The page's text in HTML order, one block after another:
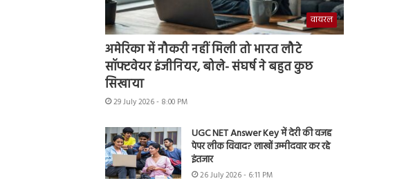
वायरल
अमेरिका में नौकरी नहीं मिली तो भारत लौटे
सॉफ्टवेयर इंजीनियर, बोले- संघर्ष ने बहुत कुछ
सिखाया
29 July 2026 - 8:00 PM
UGC NET Answer Key में देरी की वजह
पेपर लीक विवाद? लाखों उम्मीदवार कर रहे
इंतजार
26 July 2026 - 6:11 PM